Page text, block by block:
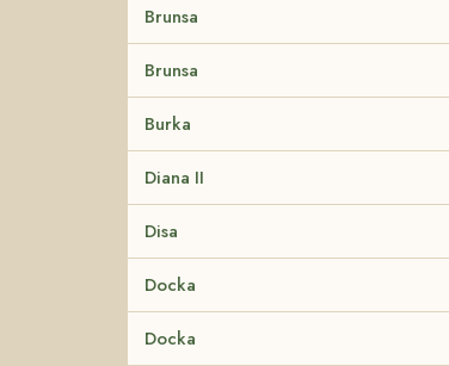
Brunsa
Brunsa
Burka
Diana II
Disa
Docka
Docka